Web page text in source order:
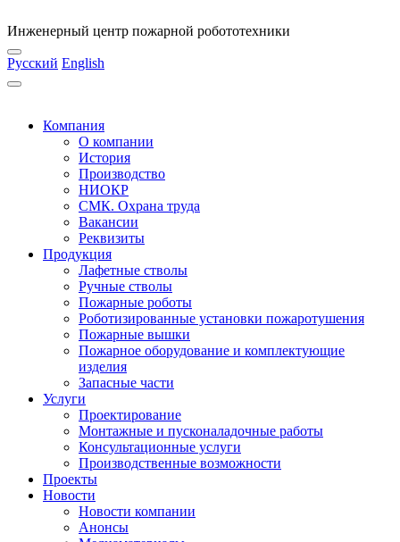
Инженерный центр пожарной робототехники
Русский English
Компания
О компании
История
Производство
НИОКР
СМК. Охрана труда
Вакансии
Реквизиты
Продукция
Лафетные стволы
Ручные стволы
Пожарные роботы
Роботизированные установки пожаротушения
Пожарные вышки
Пожарное оборудование и комплектующие
изделия
Запасные части
Услуги
Проектирование
Монтажные и пусконаладочные работы
Консультационные услуги
Производственные возможности
Проекты
Новости
Новости компании
Анонсы